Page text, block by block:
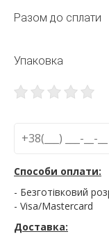
Разом до сплати
Упаковка
Способи оплати:
- Безготівковий
- Visa/Mastercard
Доставка: